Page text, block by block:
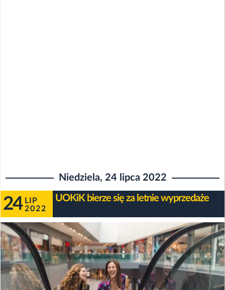
Niedziela, 24 lipca 2022
24 LIP
2022
UOKiK bierze się za letnie wyprzedaże